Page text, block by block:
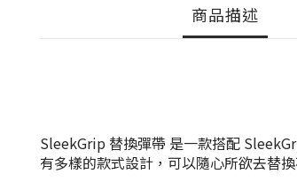
商品描述
SleekGrip 替換彈帶 是一款搭配
有多樣的款式設計，可以隨心所欲去替